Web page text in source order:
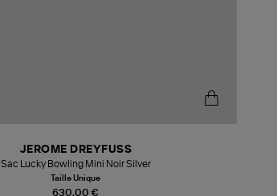
630,00 €
JEROME DREYFUSS
Sac Lucky Bowling Mini Noir Silver
Taille Unique